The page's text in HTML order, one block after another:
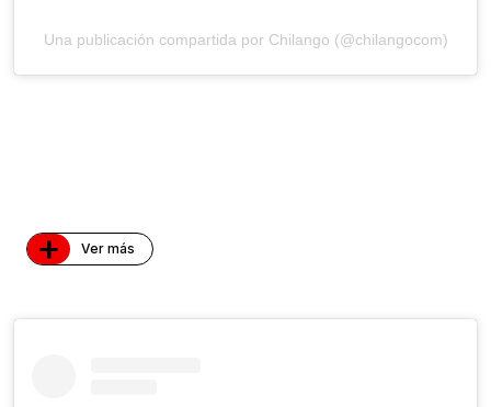
Una publicación compartida por Chilango (@chilangocom)
+ Ver más